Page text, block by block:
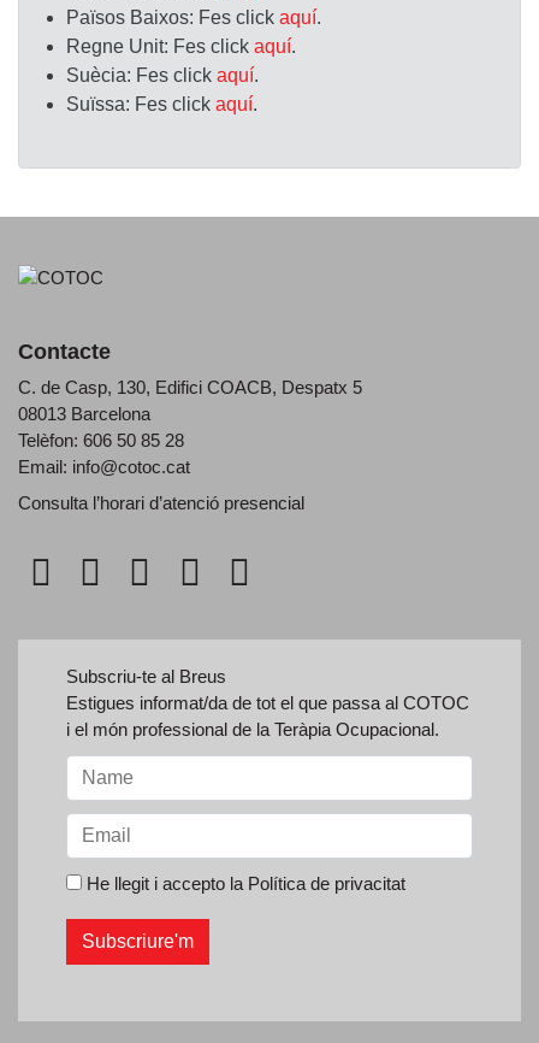
Països Baixos: Fes clickaquí.
Regne Unit: Fes clickaquí.
Suècia: Fes clickaquí.
Suïssa: Fes clickaquí.
Contacte
C. de Casp, 130, Edifici COACB, Despatx 5
08013 Barcelona
Telèfon: 606 50 85 28
Email: info@cotoc.cat
Consulta l’horari d’atenció presencial
Subscriu-te al Breus
Estigues informat/da de tot el que passa al COTOC
i el món professional de la Teràpia Ocupacional.
He llegit i accepto la Política de privacitat